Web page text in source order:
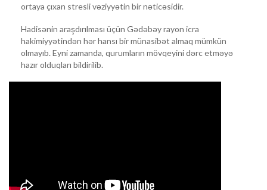
ortaya çıxan stresli vəziyyətin bir nəticəsidir.
Hadisənin araşdırılması üçün Gədəbəy rayon icra
hakimiyyətindən hər hansı bir münasibət almaq mümkün
olmayıb. Eyni zamanda, qurumların mövqeyini dərc etməyə
hazır olduqları bildirilib.